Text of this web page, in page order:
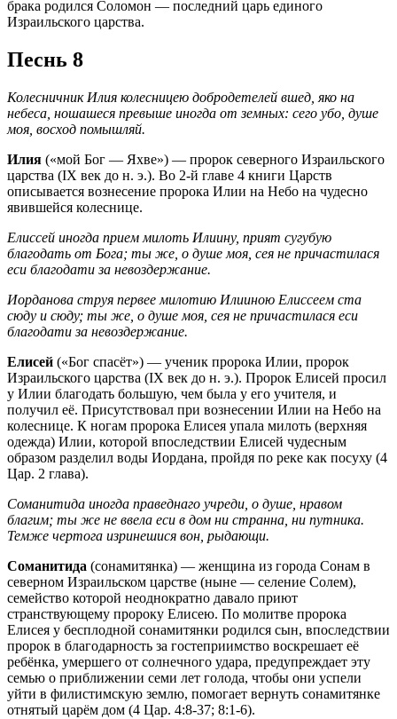
брака родился Соломон — последний царь единого
Израильского царства.
Песнь 8
Колесничник Илия колесницею добродетелей вшед, яко на
небеса, ношашеся превыше иногда от земных: сего убо, душе
моя, восход помышляй.
Илия («мой Бог — Яхве») — пророк северного Израильского
царства (IX век до н. э.). Во 2-й главе 4 книги Царств
описывается вознесение пророка Илии на Небо на чудесно
явившейся колеснице.
Елиссей иногда прием милоть Илиину, прият сугубую
благодать от Бога; ты же, о душе моя, сея не причастилася
еси благодати за невоздержание.
Иорданова струя первее милотию Илииною Елиссеем ста
сюду и сюду; ты же, о душе моя, сея не причастилася еси
благодати за невоздержание.
Елисей («Бог спасёт») — ученик пророка Илии, пророк
Израильского царства (IX век до н. э.). Пророк Елисей просил
у Илии благодать большую, чем была у его учителя, и
получил её. Присутствовал при вознесении Илии на Небо на
колеснице. К ногам пророка Елисея упала милоть (верхняя
одежда) Илии, которой впоследствии Елисей чудесным
образом разделил воды Иордана, пройдя по реке как посуху (4
Цар. 2 глава).
Соманитида иногда праведнаго учреди, о душе, нравом
благим; ты же не ввела еси в дом ни странна, ни путника.
Темже чертога изринешися вон, рыдающи.
Соманитида (сонамитянка) — женщина из города Сонам в
северном Израильском царстве (ныне — селение Солем),
семейство которой неоднократно давало приют
странствующему пророку Елисею. По молитве пророка
Елисея у бесплодной сонамитянки родился сын, впоследствии
пророк в благодарность за гостеприимство воскрешает её
ребёнка, умершего от солнечного удара, предупреждает эту
семью о приближении семи лет голода, чтобы они успели
уйти в филистимскую землю, помогает вернуть сонамитянке
отнятый царём дом (4 Цар. 4:8-37; 8:1-6).